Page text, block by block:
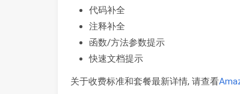
代码补全
注释补全
函数/方法参数提示
快速文档提示
关于收费标准和套餐最新详情, 请查看